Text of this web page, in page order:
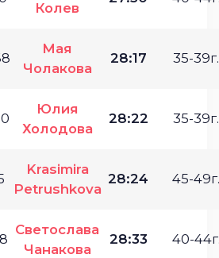
Колев
Мая
Чолакова
28:17 35-39г.
Юлия
Холодова
28:22 35-39г.
Krasimira
Petrushkova
28:24 45-49г.
Светослава
Чанакова
28:33 40-